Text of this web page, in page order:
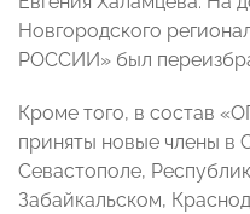
Новгородского
РОССИИ» был
Кроме того, в состав
приняты новые члены в
Севастополе,
Забайкальском,